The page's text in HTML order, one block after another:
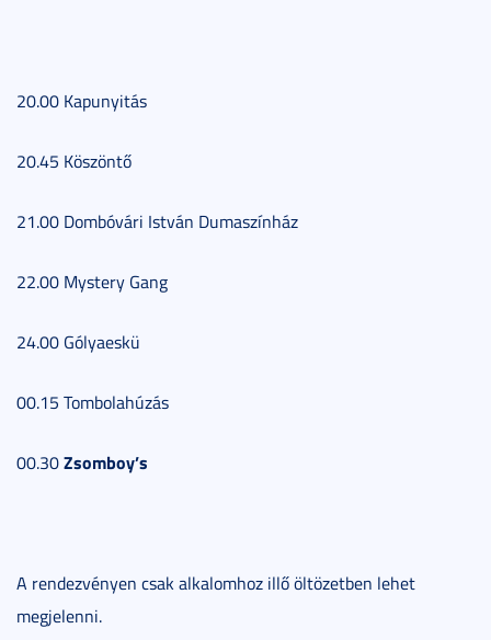
20.00 Kapunyitás
20.45 Köszöntő
21.00 Dombóvári István Dumaszínház
22.00 Mystery Gang
24.00 Gólyaeskü
00.15 Tombolahúzás
00.30Zsomboy’s
A rendezvényen csak alkalomhoz illő öltözetben lehet
megjelenni.